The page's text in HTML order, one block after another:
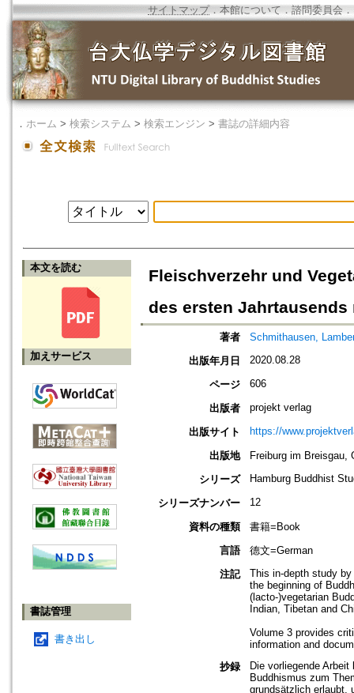
サイトマップ．本館について ． 諮問委員会 ．
． ホーム > 検索システム > 検索エンジン > 書誌の詳細内容
本文を読む
加えサービス
書誌管理
書き出し
Fleischverzehr und
des ersten Jahrtausends
著者
Schmithausen,
出版年月日
2020.08.28
ページ 606
出版者 projekt verlag
出版サイト https://
出版地
Freiburg im Breisgau,
シリーズ
Hamburg Buddhist
シリーズナンバー 12
資料の種類
書籍=Book
言語
德文=German
注記
This in-depth study
the beginning of
(lacto-)vegetarian
Indian, Tibetan and
Volume 3 provides
information and
抄録
Die vorliegende
Buddhismus zum
grundsätzlich erlaubt,